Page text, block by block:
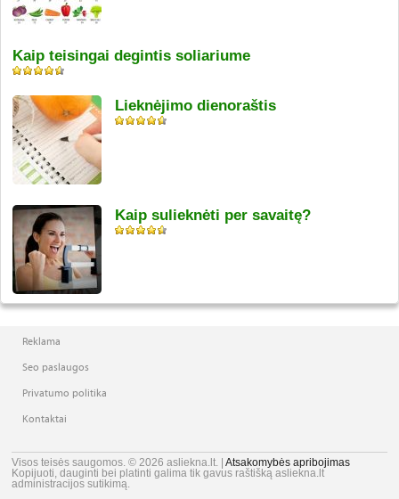
Kaip teisingai degintis soliariume
Lieknėjimo dienoraštis
Kaip sulieknėti per savaitę?
Reklama
Seo paslaugos
Privatumo politika
Kontaktai
Visos teisės saugomos. © 2026 asliekna.lt. |Atsakomybės apribojimas
Kopijuoti, dauginti bei platinti galima tik gavus raštišką asliekna.lt
administracijos sutikimą.